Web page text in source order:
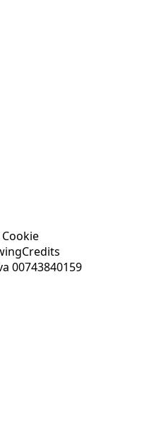
Credits
00743840159